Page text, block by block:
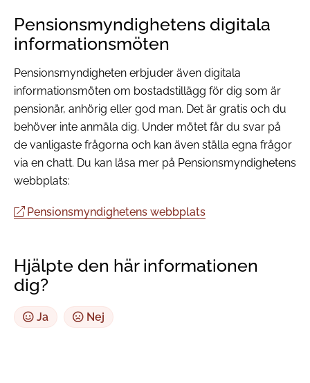
Pensionsmyndighetens digitala
informationsmöten
Pensionsmyndigheten erbjuder även digitala
informationsmöten om bostadstillägg för dig som är
pensionär, anhörig eller god man. Det är gratis och du
behöver inte anmäla dig. Under mötet får du svar på
de vanligaste frågorna och kan även ställa egna frågor
via en chatt. Du kan läsa mer på Pensionsmyndighetens
webbplats:
Pensionsmyndighetens webbplats
Hjälpte den här informationen
dig?
Ja Nej